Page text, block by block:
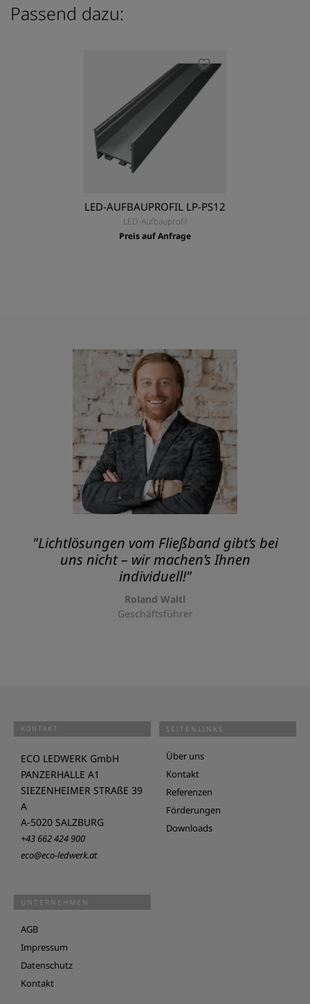
Passend dazu:
LED-AUFBAUPROFIL LP-PS12
LED-Aufbauprofil
Preis auf Anfrage
"Lichtlösungen vom Fließband gibt’s bei
uns nicht – wir machen’s Ihnen
individuell!"
Roland Waltl
Geschäftsführer
KONTAKT
ECO LEDWERK GmbH
PANZERHALLE A1
SIEZENHEIMER STRAßE 39
A
A-5020 SALZBURG
+43 662 424 900
eco@eco-ledwerk.at
SEITENLINKS
Über uns
Kontakt
Referenzen
Förderungen
Downloads
UNTERNEHMEN
AGB
Impressum
Datenschutz
Kontakt